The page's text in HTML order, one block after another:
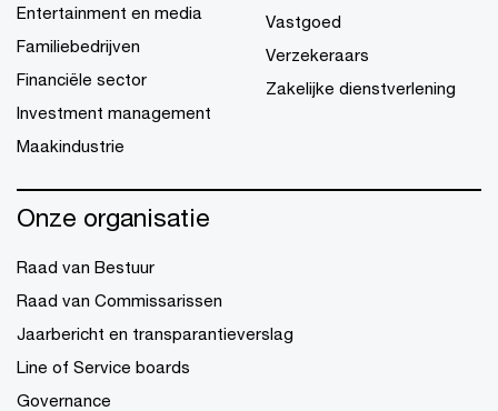
Entertainment en media
Familiebedrijven
Financiële sector
Investment management
Maakindustrie
Vastgoed
Verzekeraars
Zakelijke dienstverlening
Onze organisatie
Raad van Bestuur
Raad van Commissarissen
Jaarbericht en transparantieverslag
Line of Service boards
Governance